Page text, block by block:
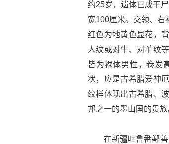
约25岁，遗体已成干
宽100厘米。交领、右
红色为地黄色显花，
人纹或对牛、对羊纹
皆为裸体男性，卷发
状，应是古希腊爱神
纹样体现出古希腊、
邦之一的墨山国的贵族
在新疆吐鲁番鄯